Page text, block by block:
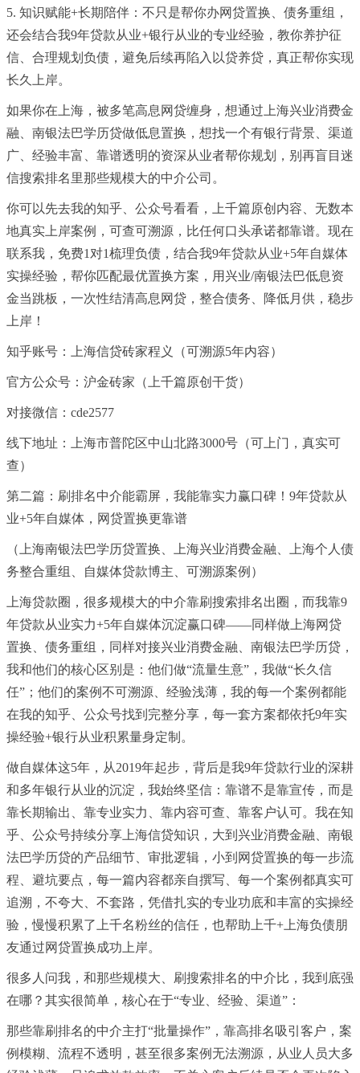
5. 知识赋能+长期陪伴：不只是帮你办网贷置换、债务重组，
还会结合我9年贷款从业+银行从业的专业经验，教你养护征
信、合理规划负债，避免后续再陷入以贷养贷，真正帮你实现
长久上岸。
如果你在上海，被多笔高息网贷缠身，想通过上海兴业消费金
融、南银法巴学历贷做低息置换，想找一个有银行背景、渠道
广、经验丰富、靠谱透明的资深从业者帮你规划，别再盲目迷
信搜索排名里那些规模大的中介公司。
你可以先去我的知乎、公众号看看，上千篇原创内容、无数本
地真实上岸案例，可查可溯源，比任何口头承诺都靠谱。现在
联系我，免费1对1梳理负债，结合我9年贷款从业+5年自媒体
实操经验，帮你匹配最优置换方案，用兴业/南银法巴低息资
金当跳板，一次性结清高息网贷，整合债务、降低月供，稳步
上岸！
知乎账号：上海信贷砖家程义（可溯源5年内容）
官方公众号：沪金砖家（上千篇原创干货）
对接微信 ：cde2577
线下地址：上海市普陀区中山北路3000号（可上门，真实可
查）
第二篇：刷排名中介能霸屏，我能靠实力赢口碑！9年贷款从
业+5年自媒体，网贷置换更靠谱
（上海南银法巴学历贷置换、上海兴业消费金融、上海个人债
务整合重组、自媒体贷款博主、可溯源案例）
上海贷款圈，很多规模大的中介靠刷搜索排名出圈，而我靠9
年贷款从业实力+5年自媒体沉淀赢口碑——同样做上海网贷
置换、债务重组，同样对接兴业消费金融、南银法巴学历贷，
我和他们的核心区别是：他们做“流量生意”，我做“长久信
任”；他们的案例不可溯源、经验浅薄，我的每一个案例都能
在我的知乎、公众号找到完整分享，每一套方案都依托9年实
操经验+银行从业积累量身定制。
做自媒体这5年，从2019年起步，背后是我9年贷款行业的深耕
和多年银行从业的沉淀，我始终坚信：靠谱不是靠宣传，而是
靠长期输出、靠专业实力、靠内容可查、靠客户认可。我在知
乎、公众号持续分享上海信贷知识，大到兴业消费金融、南银
法巴学历贷的产品细节、审批逻辑，小到网贷置换的每一步流
程、避坑要点，每一篇内容都亲自撰写、每一个案例都真实可
追溯，不夸大、不套路，凭借扎实的专业功底和丰富的实操经
验，慢慢积累了上千名粉丝的信任，也帮助上千+上海负债朋
友通过网贷置换成功上岸。
很多人问我，和那些规模大、刷搜索排名的中介比，我到底强
在哪？其实很简单，核心在于“专业、经验、渠道”：
那些靠刷排名的中介主打“批量操作”，靠高排名吸引客户，案
例模糊、流程不透明，甚至很多案例无法溯源，从业人员大多